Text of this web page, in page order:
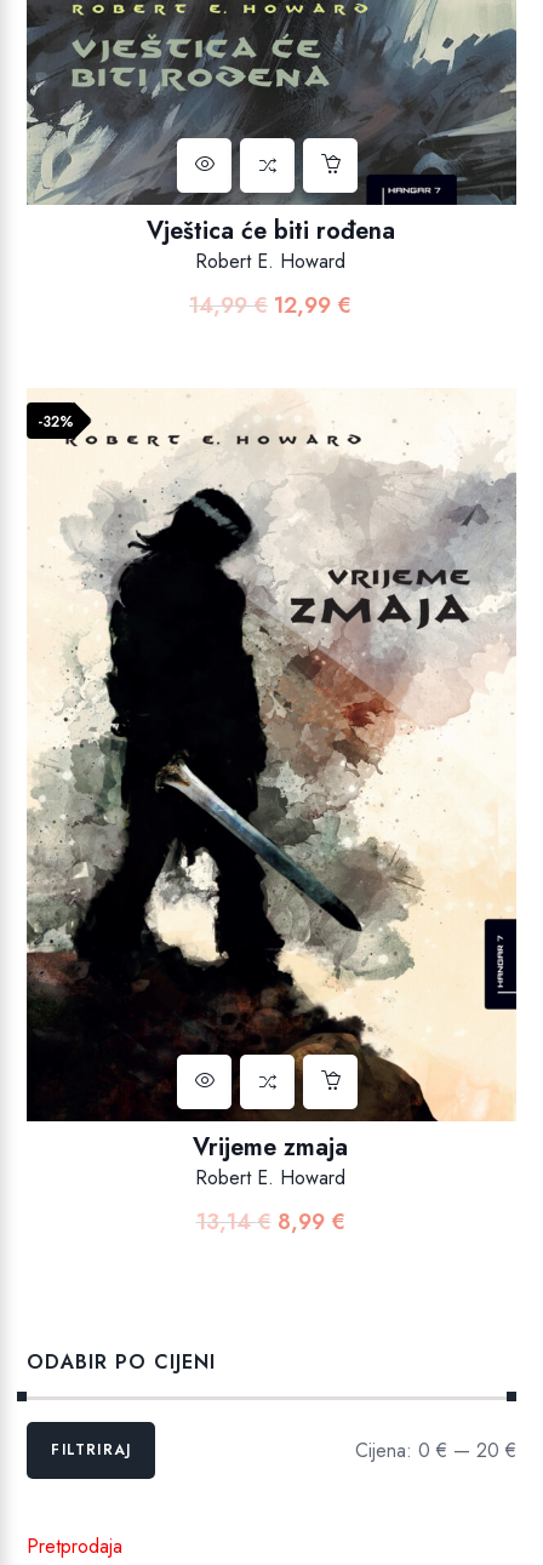
Vještica će biti rođena
Robert E. Howard
14,99€ Izvorna
je:
14,99 €.
12,99 €
12,99 €.
-32%
Vrijeme zmaja
Robert E. Howard
13,14€ Izvorna
8,99 €Trenutna
ODABIR PO CIJENI
Min
MaksFILTRIRAJ Cijena: 0 € — 20 €
Pretprodaja